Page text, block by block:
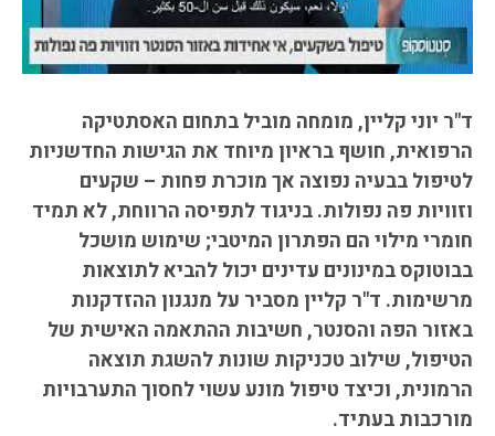
ד"ר יוני קליין, מומחה מוביל בתחום האסתטיקה
הרפואית, חושף בראיון מיוחד את הגישות החדשניות
לטיפול בבעיה נפוצה אך מוכרת פחות – שקעים
וזוויות פה נפולות. בניגוד לתפיסה הרווחת, לא תמיד
חומרי מילוי הם הפתרון המיטבי; שימוש מושכל
בבוטוקס במינונים עדינים יכול להביא לתוצאות
מרשימות. ד"ר קליין מסביר על מנגנון ההזדקנות
באזור הפה והסנטר, חשיבות ההתאמה האישית של
הטיפול, שילוב טכניקות שונות להשגת תוצאה
הרמונית, וכיצד טיפול מונע עשוי לחסוך התערבויות
מורכבות בעתיד.